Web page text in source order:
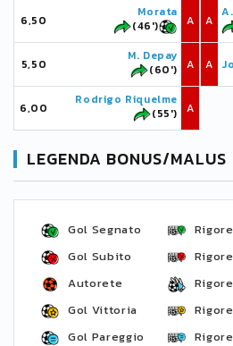
6,50
Morata
(46')
A
5,50
M. Depay
(60')
A
6,00
Rodrigo Riquelme
(55')
A
A
A
LEGENDA BONUS/MALUS
Gol Segnato
Gol Subito
Autorete
Gol Vittoria
Gol Pareggio